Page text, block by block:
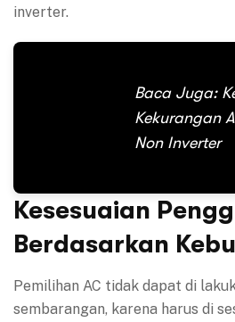
inverter.
Baca Juga:
Kekurangan
Non Inverter
Kesesuaian
Berdasarkan
Pemilihan AC tidak dapat di
sembarangan, karena harus di